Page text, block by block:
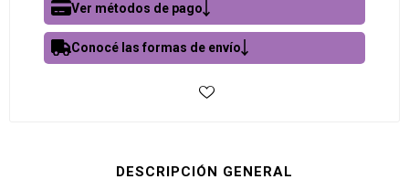
Ver métodos de pago
Conocé las formas de envío
DESCRIPCIÓN GENERAL